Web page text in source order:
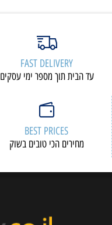
FAST DELIVERY
עד הבית תוך מספר ימי עסקים
BEST PRICES
מחירים הכי טובים בשוק